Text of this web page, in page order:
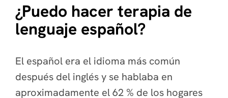
¿Puedo hacer terapia de
lenguaje español?
El español era el idioma más común
después del inglés y se hablaba en
aproximadamente el 62 % de los hogares